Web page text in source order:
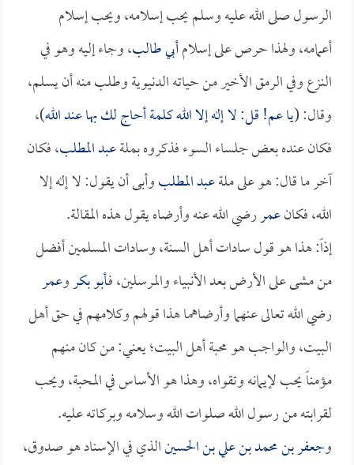
الرسول صلى الله عليه وسلم يحب إسلامه، ويحب إسلام
أعمامه، ولهذا حرص على إسلامأبي طالب، وجاء إليه وهو في
النزع وفي الرمق الأخير من حياته الدنيوية وطلب منه أن يسلم،
وقال: (يا عم! قل: لا إله إلا الله كلمة أحاج لك بها عند الله)،
فكان عنده بعض جلساء السوء فذكروه بملةعبد المطلب، فكان
آخر ما قال: هو على ملةعبد المطلبوأبى أن يقول: لا إله إلا
الله، فكانعمررضي الله عنه وأرضاه يقول هذه المقالة.
إذاً: هذا هو قول سادات أهل السنة، وسادات المسلمين أفضل
من مشى على الأرض بعد الأنبياء والمرسلين، فـأبو بكروعمر
رضي الله تعالى عنهما وأرضاهما هذا قولهم وكلامهم في حق أهل
البيت، والواجب هو محبة أهل البيت؛ يعني: من كان منهم
مؤمناً يحب لإيمانه وتقواه، وهذا هو الأساس في المحبة، ويحب
لقرابته من رسول الله صلوات الله وسلامه وبركاته عليه.
وجعفر بن محمد بن علي بن الحسينالذي في الإسناد هو صدوق،